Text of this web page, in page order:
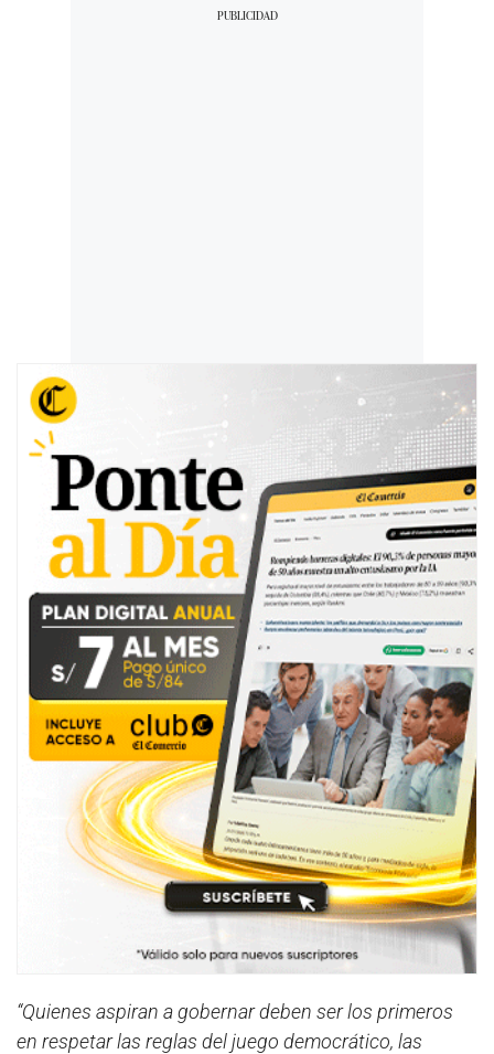
“Quienes aspiran a gobernar deben ser los primeros
en respetar las reglas del juego democrático, las